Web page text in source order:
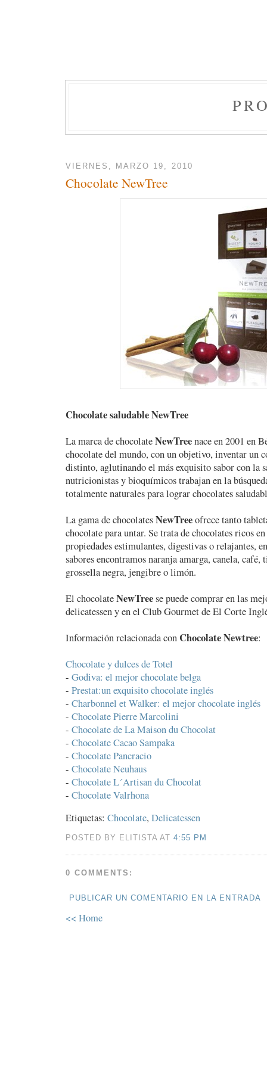
VIERNES, MARZO 19, 2010
Chocolate NewTree
Chocolate saludable NewTree
La marca de chocolateNewTreenace en 2001 en
chocolate del mundo, con un objetivo, inventar un
distinto, aglutinando el más exquisito sabor con la
nutricionistas y bioquímicos trabajan en la
totalmente naturales para lograr chocolates
La gama de chocolatesNewTreeofrece tanto
chocolate para untar. Se trata de chocolates ricos
propiedades estimulantes, digestivas o relajantes,
sabores encontramos naranja amarga, canela, café,
grossella negra, jengibre o limón.
El chocolateNewTreese puede comprar en las
delicatessen y en el Club Gourmet de El Corte
Información relacionada conChocolate Newtree:
Chocolate y dulces de Totel
- Godiva: el mejor chocolate belga
- Prestat:un exquisito chocolate inglés
- Charbonnel et Walker: el mejor chocolate inglés
- Chocolate Pierre Marcolini
- Chocolate de La Maison du Chocolat
- Chocolate Cacao Sampaka
- Chocolate Pancracio
- Chocolate Neuhaus
- Chocolate L´Artisan du Chocolat
- Chocolate Valrhona
Etiquetas: Chocolate, Delicatessen
POSTED BY ELITISTA AT4:55 PM
0 COMMENTS:
PUBLICAR UN COMENTARIO EN LA ENTRADA
<< Home